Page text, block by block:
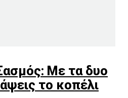
Με τα δυο
το κοπέλι